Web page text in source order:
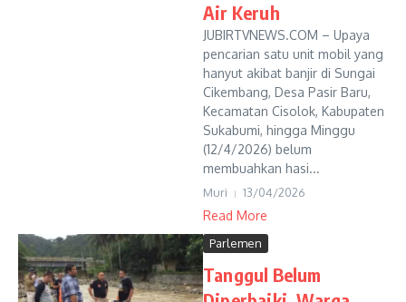
Air Keruh
JUBIRTVNEWS.COM – Upaya
pencarian satu unit mobil yang
hanyut akibat banjir di Sungai
Cikembang, Desa Pasir Baru,
Kecamatan Cisolok, Kabupaten
Sukabumi, hingga Minggu
(12/4/2026) belum
membuahkan hasi...
Muri 13/04/2026
Read More
Parlemen
Tanggul Belum